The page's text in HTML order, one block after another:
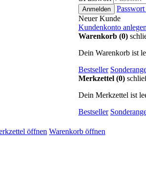
Anmelden
Passwort
Neuer Kunde
Kundenkonto
Warenkorb (0)
Dein Warenkorb ist
Bestseller
Merkzettel (0)
Dein Merkzettel ist
Bestseller
öffnen Warenkorb öffnen